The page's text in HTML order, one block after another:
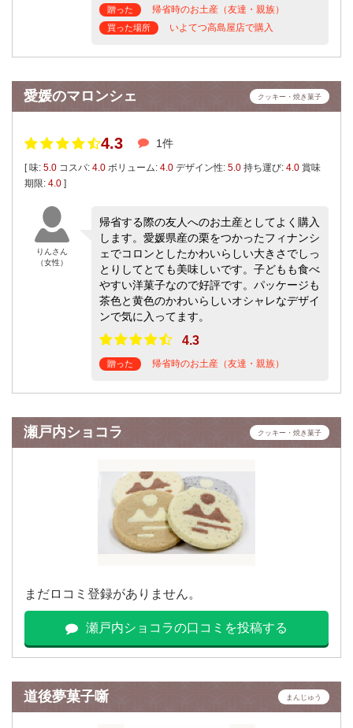
贈った 帰省時のお土産（友達・親族）
買った場所 いよてつ高島屋店で購入
愛媛のマロンシェ クッキー・焼き菓子
4.3 1件
[ 味: 5.0 コスパ: 4.0 ボリューム: 4.0 デザイン性: 5.0 持ち運び: 4.0 賞味
期限: 4.0 ]
りんさん
（女性）
帰省する際の友人へのお土産としてよく購入
します。愛媛県産の栗をつかったフィナンシ
ェでコロンとしたかわいらしい大きさでしっ
とりしてとても美味しいです。子どもも食べ
やすい洋菓子なので好評です。パッケージも
茶色と黄色のかわいらしいオシャレなデザイ
ンで気に入ってます。
4.3
贈った 帰省時のお土産（友達・親族）
瀬戸内ショコラ クッキー・焼き菓子
まだロコミ登録がありません。
瀬戸内ショコラの口コミを投稿する
道後夢菓子噺 まんじゅう